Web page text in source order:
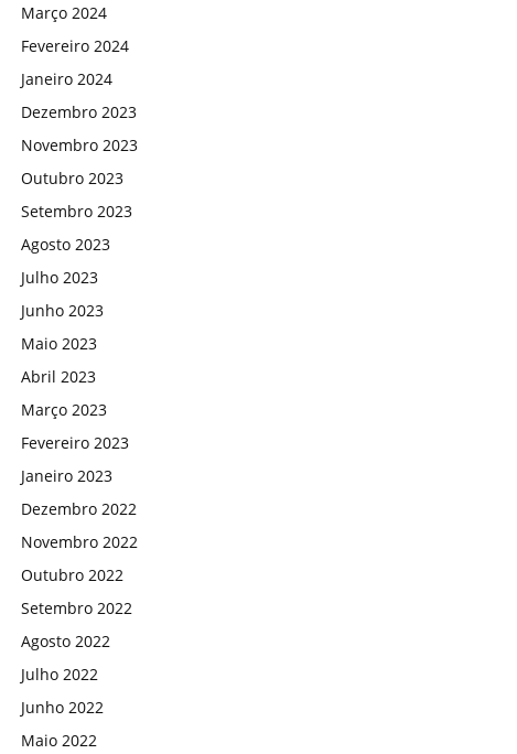
Março 2024
Fevereiro 2024
Janeiro 2024
Dezembro 2023
Novembro 2023
Outubro 2023
Setembro 2023
Agosto 2023
Julho 2023
Junho 2023
Maio 2023
Abril 2023
Março 2023
Fevereiro 2023
Janeiro 2023
Dezembro 2022
Novembro 2022
Outubro 2022
Setembro 2022
Agosto 2022
Julho 2022
Junho 2022
Maio 2022